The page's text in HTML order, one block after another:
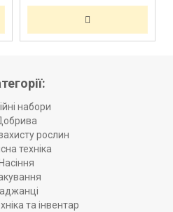
набори
рослин
техніка
Насіння
та інвентар